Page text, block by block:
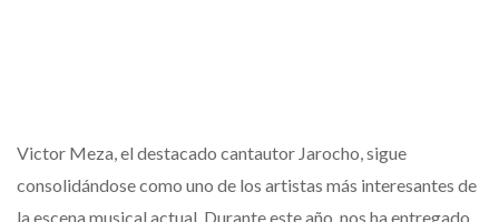
Victor Meza, el destacado cantautor Jarocho, sigue
consolidándose como uno de los artistas más interesantes de
la escena musical actual. Durante este año, nos ha entregado